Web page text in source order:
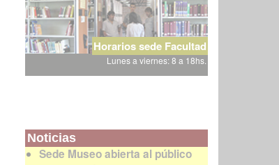
Horarios sede Facultad
Lunes a viernes: 8 a 18hs.
Noticias
Sede Museo abierta al público